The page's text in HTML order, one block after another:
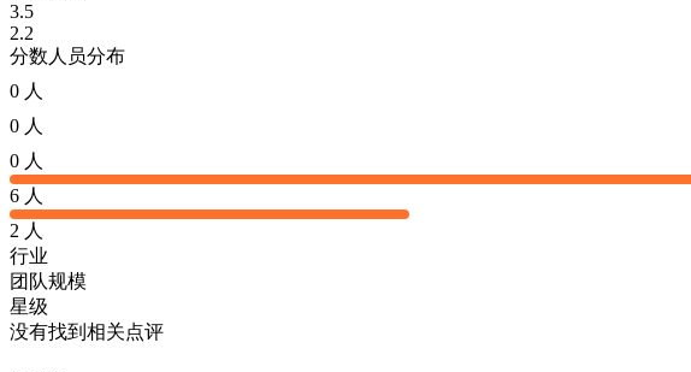
3.5
2.2
分数人员分布
0 人
0 人
0 人
6 人
2 人
行业
团队规模
星级
没有找到相关点评